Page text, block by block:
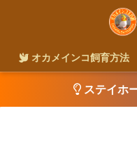
オカメインコ飼育方法
ステイホ